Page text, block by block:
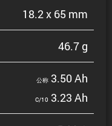
18.2 x 65 mm
46.7 g
公称 3.50 Ah
C/10 3.23 Ah